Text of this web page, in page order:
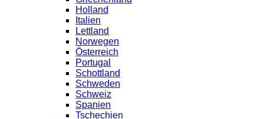
Holland
Italien
Lettland
Norwegen
Österreich
Portugal
Schottland
Schweden
Schweiz
Spanien
Tschechien